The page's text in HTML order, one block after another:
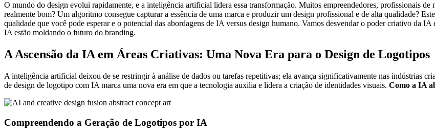
O mundo do design evolui rapidamente, e a inteligência artificial lidera essa transformação. Muitos empreendedores, profissionais de
realmente bom? Um algoritmo consegue capturar a essência de uma marca e produzir um design profissional e de alta qualidade?
qualidade que você pode esperar e o potencial das abordagens de IA versus design humano. Vamos desvendar o poder criativo da
IA estão moldando o futuro do branding.
A Ascensão da IA em Áreas Criativas: Uma Nova Era para o Design de Logotipos
A inteligência artificial deixou de se restringir à análise de dados ou tarefas repetitivas; ela avança significativamente nas indústrias
de design de logotipo com IA marca uma nova era em que a tecnologia auxilia e lidera a criação de identidades visuais. Como a IA
Compreendendo a Geração de Logotipos por IA